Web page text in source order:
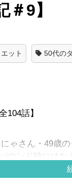
9】
ット 50代の
104話】
ゃさん・49歳
ウンド時には